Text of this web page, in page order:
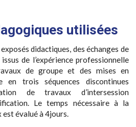
utilisées
didactiques, des échanges de
de l’expérience professionnelle
de groupe et des mises en
trois séquences discontinues
de travaux d’intersession
Le temps nécessaire à la
évalué à 4jours.